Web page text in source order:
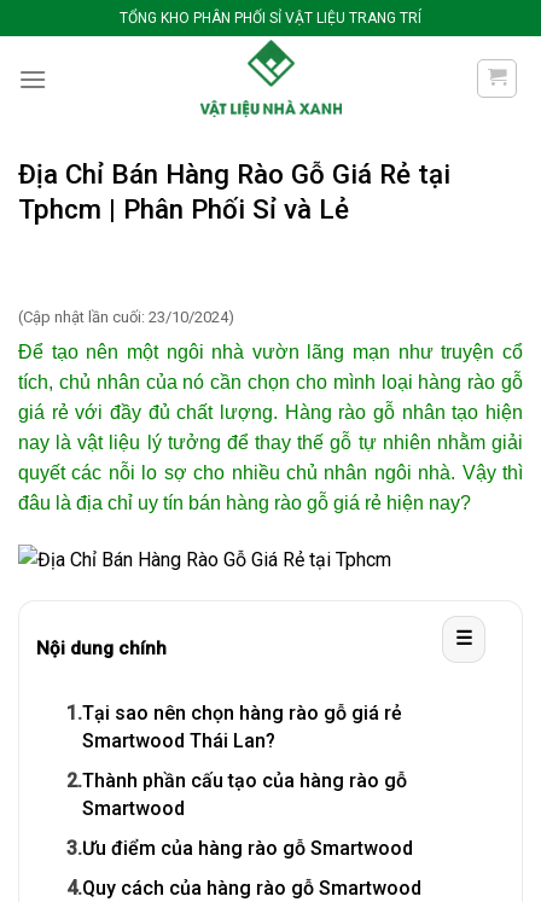
qua
nội
TỔNG KHO PHÂN PHỐI SỈ VẬT LIỆU TRANG TRÍ
Địa Chỉ Bán Hàng Rào Gỗ Giá Rẻ tại
Tphcm | Phân Phối Sỉ và Lẻ
(Cập nhật lần cuối: 23/10/2024)
Để tạo nên một ngôi nhà vườn lãng mạn như truyện cổ
tích, chủ nhân của nó cần chọn cho mình loại hàng rào gỗ
giá rẻ với đầy đủ chất lượng. Hàng rào gỗ nhân tạo hiện
nay là vật liệu lý tưởng để thay thế gỗ tự nhiên nhằm giải
quyết các nỗi lo sợ cho nhiều chủ nhân ngôi nhà. Vậy thì
đâu là địa chỉ uy tín bán hàng rào gỗ giá rẻ hiện nay?
Nội dung chính ☰
1.Tại sao nên chọn hàng rào gỗ giá rẻ
Smartwood Thái Lan?
2.Thành phần cấu tạo của hàng rào gỗ
Smartwood
3.Ưu điểm của hàng rào gỗ Smartwood
4.Quy cách của hàng rào gỗ Smartwood